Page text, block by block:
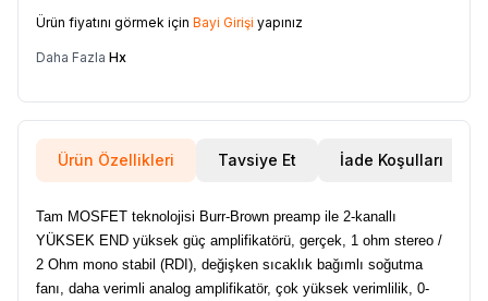
Ürün fiyatını görmek için Bayi Girişi yapınız
Daha Fazla Hx
Ürün Özellikleri Tavsiye Et İade Koşulları
Tam MOSFET teknolojisi Burr-Brown preamp ile 2-kanallı
YÜKSEK END yüksek güç amplifikatörü, gerçek, 1 ohm stereo /
2 Ohm mono stabil (RDI), değişken sıcaklık bağımlı soğutma
fanı, daha verimli analog amplifikatör, çok yüksek verimlilik, 0-